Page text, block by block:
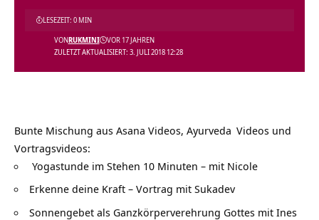
ZULETZT AKTUALISIERT: 3. JULI 2018 12:28
VONRUKMINI VOR 17 JAHREN
LESEZEIT: 0 MIN
Bunte Mischung aus Asana Videos, Ayurveda Videos und
Vortragsvideos:
Yogastunde im Stehen 10 Minuten – mit Nicole
Erkenne deine Kraft – Vortrag mit Sukadev
Sonnengebet als Ganzkörperverehrung Gottes mit Ines